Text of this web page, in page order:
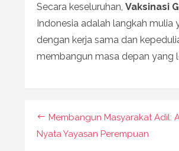
Secara keseluruhan, Vaksinasi
Indonesia adalah langkah
dengan kerja sama dan
membangun masa depan yang
Navigasi
pos
Membangun Masyarakat Adil:
Nyata Yayasan Perempuan